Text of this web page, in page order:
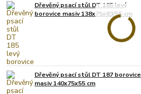
Dřevěný psací stůl DT 185 levý
borovice masiv 138x75x83/55 cm
Dřevěný psací stůl DT 187 borovice
masiv 140x75x55 cm